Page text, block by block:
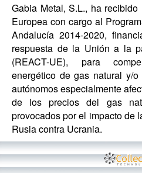
Gabia Metal, S.L., ha
Europea con cargo al
Andalucía 2014-2020,
respuesta de la Unión a la
(REACT-UE), para
energético de gas natural y/
autónomos especialmente
de los precios del gas
provocados por el impacto de
Rusia contra Ucrania.